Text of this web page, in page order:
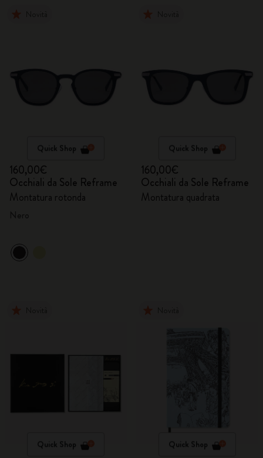
Quick Shop
160,00€
Occhiali da Sole Reframe
Montatura rotonda
Quick Shop
160,00€
Occhiali da Sole Reframe
Montatura quadrata
Quick Shop Quick Shop